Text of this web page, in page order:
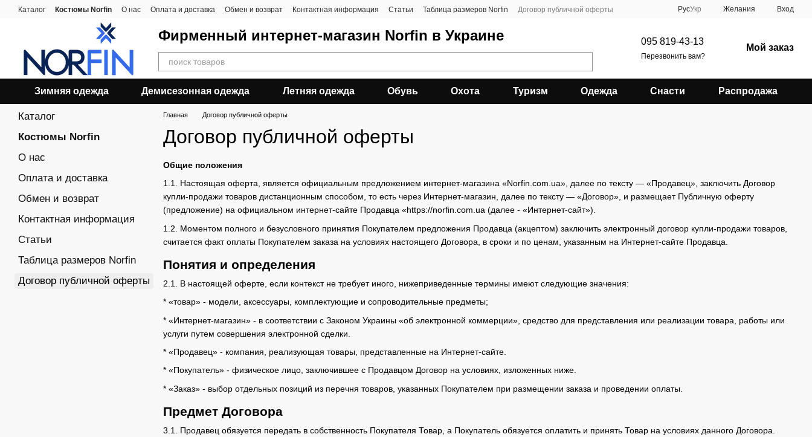
Перейти к основному контенту
Каталог Костюмы Norfin О нас Оплата и доставка Обмен и возврат Контактная информация Статьи Таблица размеров Norfin Договор публичной оферты РусУкр Желания Вход
Фирменный интернет-магазин Norfin в Украине 095 819-43-13
Перезвонить вам?
Мой заказ
Зимняя одежда Демисезонная одежда Летняя одежда Обувь Охота Туризм Одежда Снасти Распродажа
Главная Договор публичной оферты
Договор публичной оферты
Общие положения
1.1. Настоящая оферта, является официальным предложением интернет-магазина «Norfin.com.ua», далее по тексту — «Продавец», заключить Договор
купли-продажи товаров дистанционным способом, то есть через Интернет-магазин, далее по тексту — «Договор», и размещает Публичную оферту
(предложение) на официальном интернет-сайте Продавца «https://norfin.com.ua (далее - «Интернет-сайт»).
1.2. Моментом полного и безусловного принятия Покупателем предложения Продавца (акцептом) заключить электронный договор купли-продажи товаров,
считается факт оплаты Покупателем заказа на условиях настоящего Договора, в сроки и по ценам, указанным на Интернет-сайте Продавца.
Понятия и определения
2.1. В настоящей оферте, если контекст не требует иного, нижеприведенные термины имеют следующие значения:
* «товар» - модели, аксессуары, комплектующие и сопроводительные предметы;
* «Интернет-магазин» - в соответствии с Законом Украины «об электронной коммерции», средство для представления или реализации товара, работы или
услуги путем совершения электронной сделки.
* «Продавец» - компания, реализующая товары, представленные на Интернет-сайте.
* «Покупатель» - физическое лицо, заключившее с Продавцом Договор на условиях, изложенных ниже.
* «Заказ» - выбор отдельных позиций из перечня товаров, указанных Покупателем при размещении заказа и проведении оплаты.
Предмет Договора
3.1. Продавец обязуется передать в собственность Покупателя Товар, а Покупатель обязуется оплатить и принять Товар на условиях данного Договора.
Каталог
Костюмы Norfin
О нас
Оплата и доставка
Обмен и возврат
Контактная информация
Статьи
Таблица размеров Norfin
Договор публичной оферты